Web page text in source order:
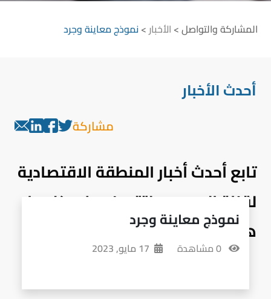
المشاركة والتواصل> الأخبار> نموذج معاينة وجرد
أحدث الأخبار
مشاركة
تابع أحدث أخبار المنطقة الاقتصادية
لقناة السويس لتتعرف على كل ما
هو جديد ومهم لأعمالك
نموذج معاينة وجرد
17 مايو, 2023